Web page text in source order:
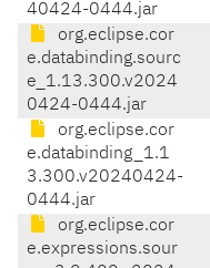
40424-0444.jar
org.eclipse.cor
e.databinding.sourc
e_1.13.300.v2024
0424-0444.jar
org.eclipse.cor
e.databinding_1.1
3.300.v20240424-
0444.jar
org.eclipse.cor
e.expressions.sour